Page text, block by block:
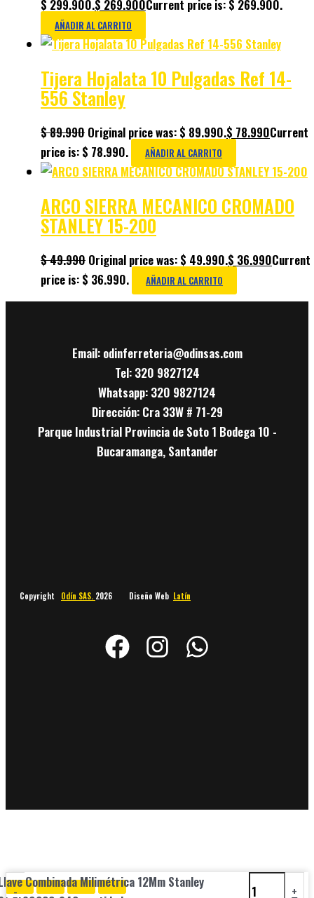
$ 299.900.$ 269.900Current price is: $ 269.900.
AÑADIR AL CARRITO
Tijera Hojalata 10 Pulgadas Ref 14-
556 Stanley
$89.990 Original price was: $ 89.990.$ 78.990Current
price is: $ 78.990.
AÑADIR AL CARRITO
ARCO SIERRA MECANICO CROMADO
STANLEY 15-200
$49.990 Original price was: $ 49.990.$ 36.990Current
price is: $ 36.990.
AÑADIR AL CARRITO
Email: odinferreteria@odinsas.com
Tel: 320 9827124
Whatsapp: 320 9827124
Dirección: Cra 33W # 71-29
Parque Industrial Provincia de Soto 1 Bodega 10 -
Bucaramanga, Santander
Copyright Odín SAS. 2026 Diseño Web Latín
-
Combinada Milimétrica 12Mm Stanley
+